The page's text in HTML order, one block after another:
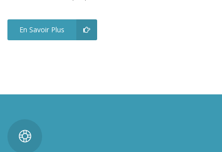
En Savoir Plus